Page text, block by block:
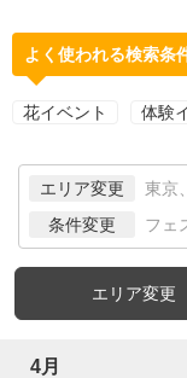
よく使われる検索条
花イベント 体験
エリア変更 東京
条件変更 フェ
エリア変更
4月